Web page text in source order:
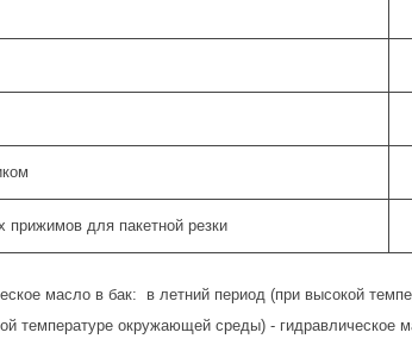
прижимов для пакетной резки
масло в бак: в летний период (при высокой
температуре окружающей среды) - гидравлическое